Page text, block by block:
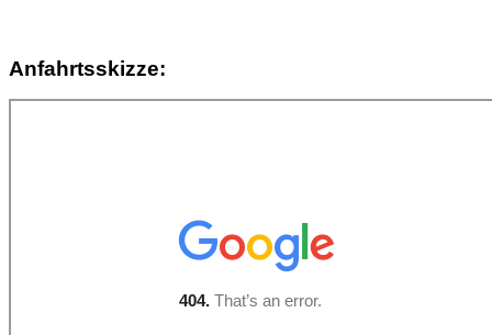
Anfahrtsskizze: